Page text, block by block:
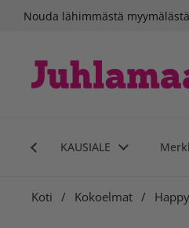
Siirry sisältöön
Nouda lähimmästä
KAUSIALE
Koti / Kokoelmat /